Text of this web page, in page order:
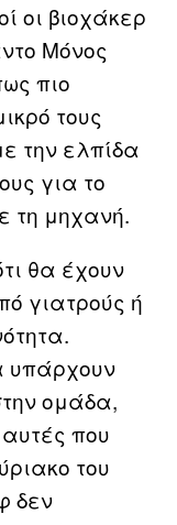
οι βιοχάκερ
Μόνος
πιο
τους
την ελπίδα
για το
τη μηχανή.
θα έχουν
γιατρούς ή
υπάρχουν
ομάδα,
που
του
δεν